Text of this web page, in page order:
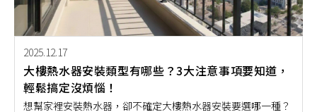
2025.12.17
大樓熱水器安裝類型有哪些？3大注意事項要知道，
輕鬆搞定沒煩惱！
想幫家裡安裝熱水器，卻不確定大樓熱水器安裝要選哪一種？